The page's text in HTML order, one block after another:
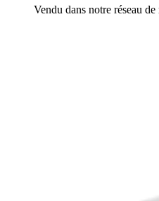
Vendu dans notre réseau de